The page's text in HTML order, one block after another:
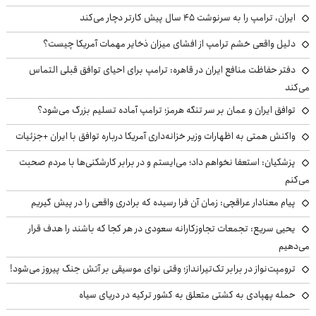
ایران، ترامپ را به سرنوشت ۴۵ سال پیش کارتر دچار می‌کند
دلیل واقعی خشم ترامپ از افشای میزان ذخایر مهمات آمریکا چیست؟
دفتر حفاظت منافع ایران در قاهره: ترامپ برای احیای توافق قبلی التماس
می‌کند
توافق ایران و عمان بر سر تنگه هرمز؛ ترامپ آماده تسلیم بزرگ می‌شود؟
واکنش همتی به اظهارات وزیر خزانه‌داری آمریکا درباره توافق با ایران +جزئیات
پزشکیان: استعفا نخواهم داد؛ می‌ایستم و در برابر کارشکنی‌ها با مردم صحبت
می‌کنم
پیام معنادار عراقچی: زمان آن فرا رسیده که برادری واقعی را در پیش گیریم
یحیی سریع: تجمعات تجاوزکارانه سعودی در هر کجا که باشند را هدف قرار
می‌دهیم
ترومپت‌نواز در برابر تک‌تیرانداز؛ وقتی نوای موسیقی بر آتش جنگ پیروز می‌شود!
حمله پهپادی به کشتی متعلق به کشور ترکیه در دریای سیاه